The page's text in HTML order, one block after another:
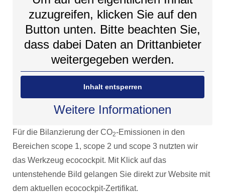
zuzugreifen, klicken Sie auf den
Button unten. Bitte beachten Sie,
dass dabei Daten an Drittanbieter
weitergegeben werden.
Inhalt entsperren
Weitere Informationen
Für die Bilanzierung der CO2-Emissionen in den
Bereichen scope 1, scope 2 und scope 3 nutzten wir
das Werkzeug ecocockpit. Mit Klick auf das
untenstehende Bild gelangen Sie direkt zur Website mit
dem aktuellen ecocockpit-Zertifikat.